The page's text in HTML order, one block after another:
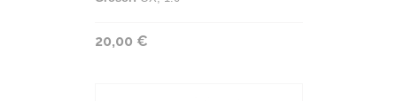
20,00 €